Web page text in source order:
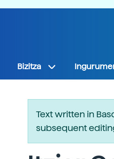
Bizitza
Text written in
subsequent